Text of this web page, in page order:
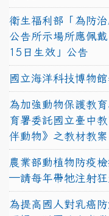
衛生福利部「為防
公告所示場所應佩
15日生效」公告
國立海洋科技博物
為加強動物保護教
育署委託國立臺中
伴動物》之教材教案
農業部動植物防疫
—請每年帶牠注射狂
為提高國人對乳癌